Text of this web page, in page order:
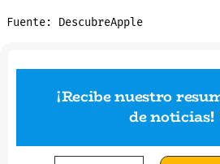
Fuente: DescubreApple
¡Recibe nuestro
de noticias!